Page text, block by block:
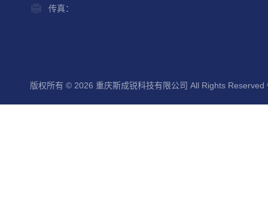
传真：
版权所有 © 2026 重庆斯成锐科技有限公司 All Rights Reserved